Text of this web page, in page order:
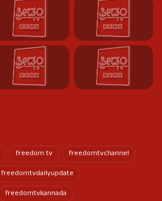
freedom tv
freedomtvchannel
freedomtvdailyupdate
freedomtvkannada